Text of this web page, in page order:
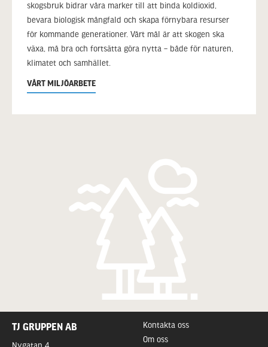
skogsbruk bidrar våra marker till att binda koldioxid,
bevara biologisk mångfald och skapa förnybara resurser
för kommande generationer. Vårt mål är att skogen ska
växa, må bra och fortsätta göra nytta – både för naturen,
klimatet och samhället.
VÅRT MILJÖARBETE
TJ GRUPPEN AB
Nygatan 4
Kontakta oss
Om oss